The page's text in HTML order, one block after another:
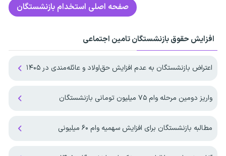
صفحه اصلی استخدام بازنشستگان
افزایش حقوق بازنشستگان تامین اجتماعی
اعتراض بازنشستگان به عدم افزایش حق‌اولاد و عائله‌مندی در ۱۴۰۵
واریز دومین مرحله وام ۷۵ میلیون تومانی بازنشستگان
مطالبه بازنشستگان برای افزایش سهمیه‌ وام ۶۰ میلیونی